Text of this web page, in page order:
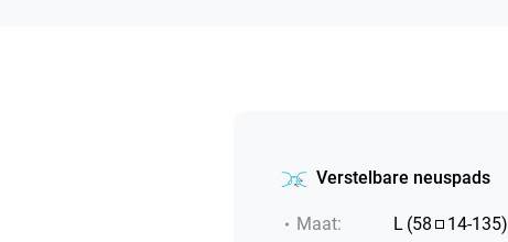
Verstelbare neuspads
Maat: L (58 14-135)